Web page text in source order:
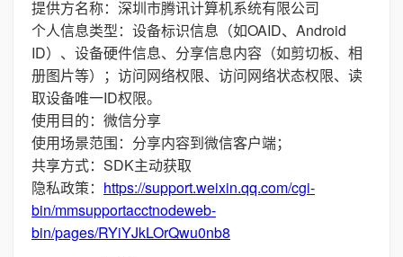
提供方名称：深圳市腾讯计算机系统有限公司
个人信息类型：设备标识信息（如OAID、Android
ID）、设备硬件信息、分享信息内容（如剪切板、相
册图片等）；访问网络权限、访问网络状态权限、读
取设备唯一ID权限。
使用目的：微信分享
使用场景范围：分享内容到微信客户端；
共享方式：SDK主动获取
隐私政策： https://support.weixin.qq.com/cgi-
bin/mmsupportacctnodeweb-
bin/pages/RYiYJkLOrQwu0nb8